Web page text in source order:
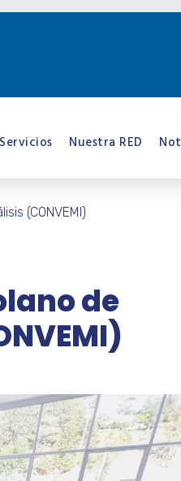
Servicios Nuestra RED
(CONVEMI)
de